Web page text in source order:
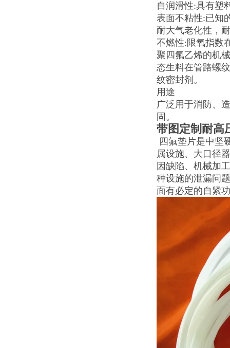
自润滑性:具有塑
表面不粘性:已知
耐大气老化性，
不燃性:限氧指数
聚四氟乙烯的机
态生料在管路螺
纹密封剂。
用途
广泛用于消防、
固。
带图定制耐高
四氟垫片是中坚
属设施、大口径
因缺陷、机械加
种设施的泄漏问
面有必定的自紧